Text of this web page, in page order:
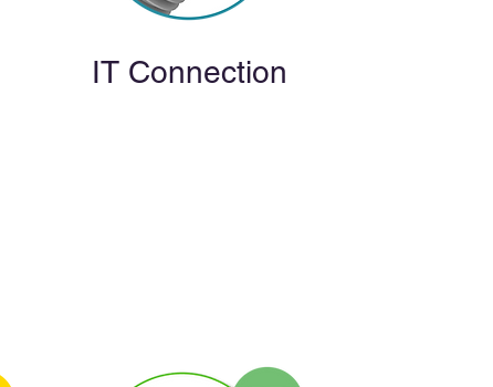
IT Connection